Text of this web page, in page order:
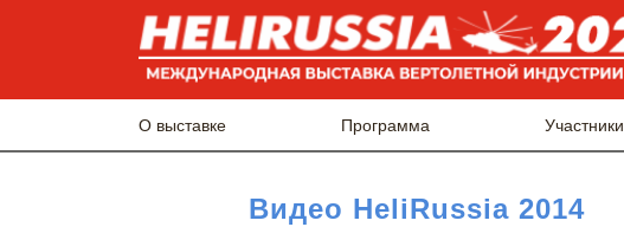
О выставке Программа Участники
Видео HeliRussia 2014